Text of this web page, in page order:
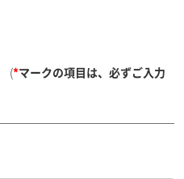
(*マークの項目は、必ずご入力